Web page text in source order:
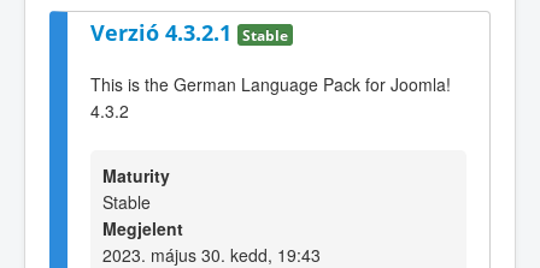
Verzió 4.3.2.1 Stable
This is the German Language Pack for Joomla!
4.3.2
Maturity
Stable
Megjelent
2023. május 30. kedd, 19:43